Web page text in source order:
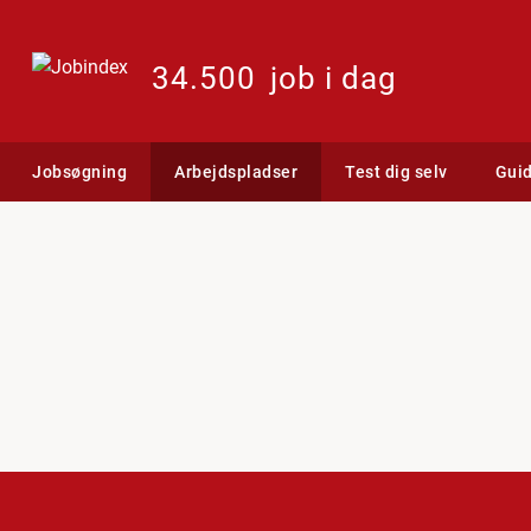
34.500 job i dag
Jobsøgning Arbejdspladser Test dig selv